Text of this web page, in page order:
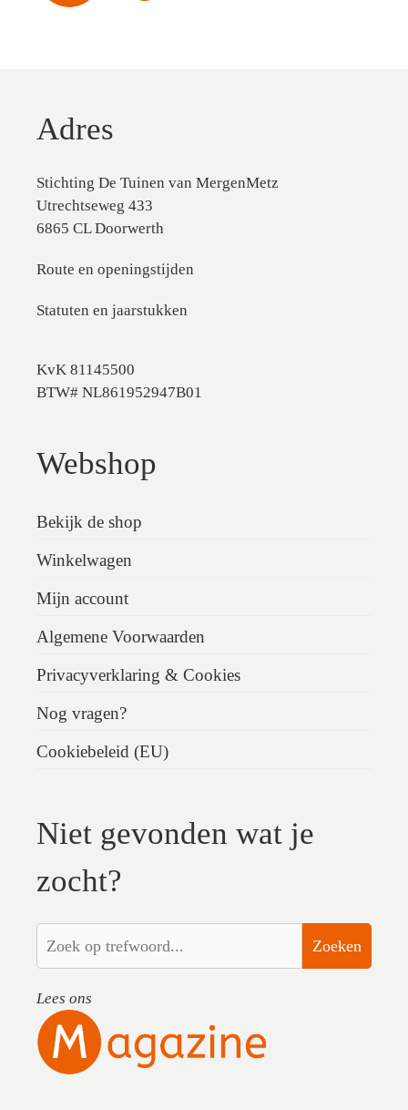
Adres
Stichting De Tuinen van MergenMetz
Utrechtseweg 433
6865 CL Doorwerth
Route en openingstijden
Statuten en jaarstukken
KvK 81145500
BTW# NL861952947B01
Webshop
Bekijk de shop
Winkelwagen
Mijn account
Algemene Voorwaarden
Privacyverklaring & Cookies
Nog vragen?
Cookiebeleid (EU)
Niet gevonden wat je
zocht?
Zoeken
Lees ons